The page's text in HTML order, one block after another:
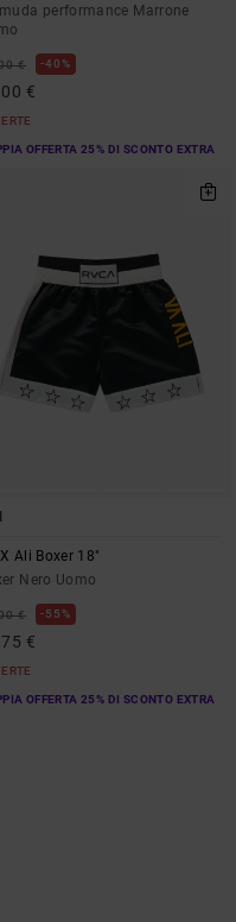
performance Marrone
€ 40%
€
OFFERTA 25% DI SCONTO EXTRA
Ali Boxer 18"
Nero Uomo
€ 55%
€
OFFERTA 25% DI SCONTO EXTRA